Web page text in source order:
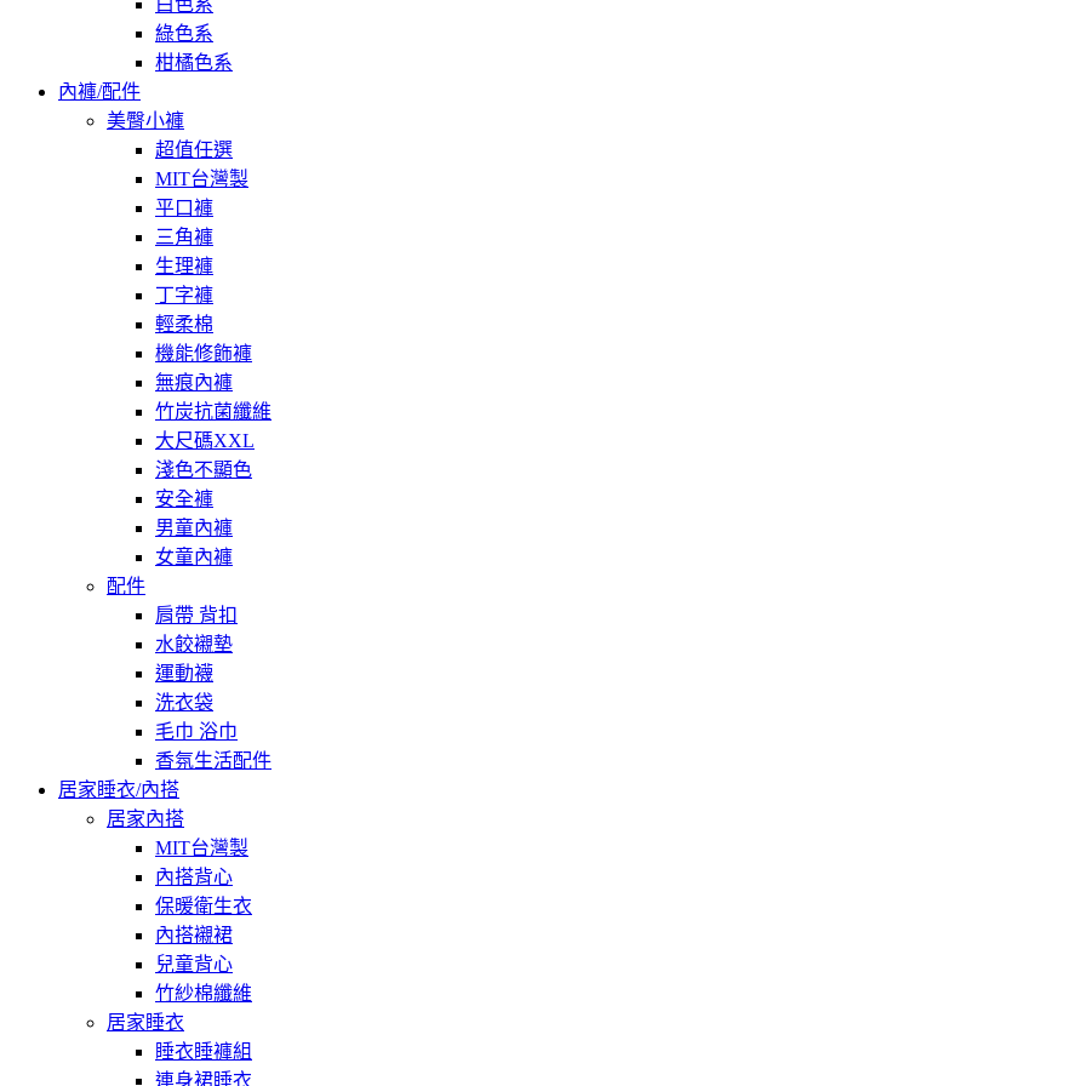
白色系
綠色系
柑橘色系
內褲/配件
美臀小褲
超值任選
MIT台灣製
平口褲
三角褲
生理褲
丁字褲
輕柔棉
機能修飾褲
無痕內褲
竹炭抗菌纖維
大尺碼XXL
淺色不顯色
安全褲
男童內褲
女童內褲
配件
肩帶 背扣
水餃襯墊
運動襪
洗衣袋
毛巾 浴巾
香氛生活配件
居家睡衣/內搭
居家內搭
MIT台灣製
內搭背心
保暖衛生衣
內搭襯裙
兒童背心
竹紗棉纖維
居家睡衣
睡衣睡褲組
連身裙睡衣